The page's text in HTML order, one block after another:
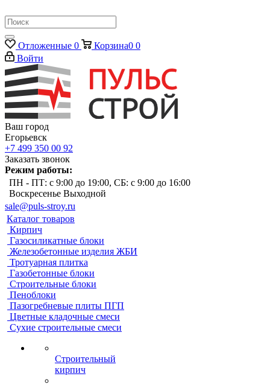
Отложенные 0 Корзина0 0
Войти
Ваш город
Егорьевск
+7 499 350 00 92
Заказать звонок
Режим работы:
ПН - ПТ: с 9:00 до 19:00, СБ: с 9:00 до 16:00
Воскресенье Выходной
sale@puls-stroy.ru
Каталог товаров
Кирпич
Газосиликатные блоки
Железобетонные изделия ЖБИ
Тротуарная плитка
Газобетонные блоки
Строительные блоки
Пеноблоки
Пазогребневые плиты ПГП
Цветные кладочные смеси
Сухие строительные смеси
Строительный
кирпич